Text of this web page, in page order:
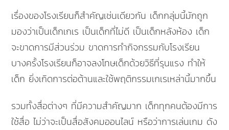
เรื่องของโรงเรียนก็สำคัญเช่นเดียวกัน เด็กกลุ่มนี้มักถูก
มองว่าเป็นเด็กเกเร เป็นเด็กที่ไม่ดี เป็นเด็กหลังห้อง เด็ก
จะขาดการมีส่วนร่วม ขาดการทำกิจกรรมกับโรงเรียน
บางครั้งโรงเรียนก็อาจลงโทษเด็กด้วยวิธีที่รุนแรง ทำให้
เด็ก ยิ่งเกิดการต่อต้านและใช้พฤติกรรมเกเรเหล่านี้มากขึ้น
รวมทั้งสื่อต่างๆ ที่มีความสำคัญมาก เด็กทุกคนต้องมีการ
ใช้สื่อ ไม่ว่าจะเป็นสื่อสังคมออนไลน์ หรือว่าการเล่นเกม ดัง